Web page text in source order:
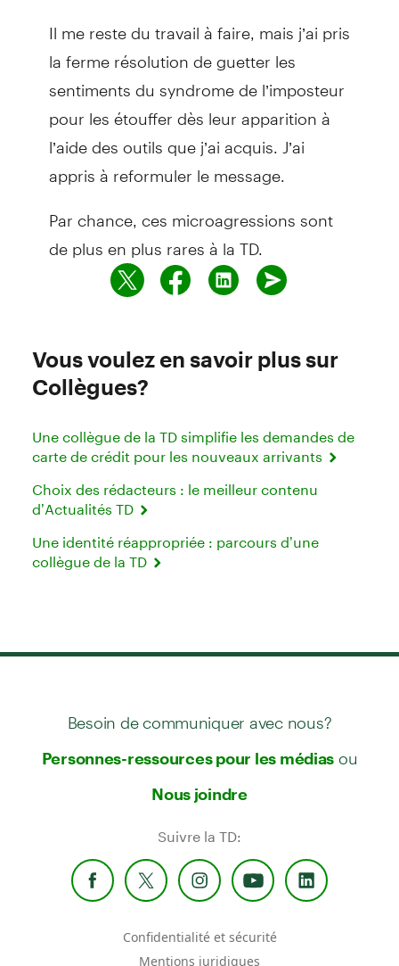
Il me reste du travail à faire, mais j’ai pris
la ferme résolution de guetter les
sentiments du syndrome de l’imposteur
pour les étouffer dès leur apparition à
l’aide des outils que j’ai acquis. J’ai
appris à reformuler le message.
Par chance, ces microagressions sont
de plus en plus rares à la TD.
Vous voulez en savoir plus sur
Collègues?
Une collègue de la TD simplifie les demandes de
carte de crédit pour les nouveaux arrivants
Choix des rédacteurs : le meilleur contenu
d’Actualités TD
Une identité réappropriée : parcours d’une
collègue de la TD
Besoin de communiquer avec nous?
Personnes-ressources pour les médias ou
Nous joindre
Suivre la TD:
Confidentialité et sécurité
Mentions juridiques